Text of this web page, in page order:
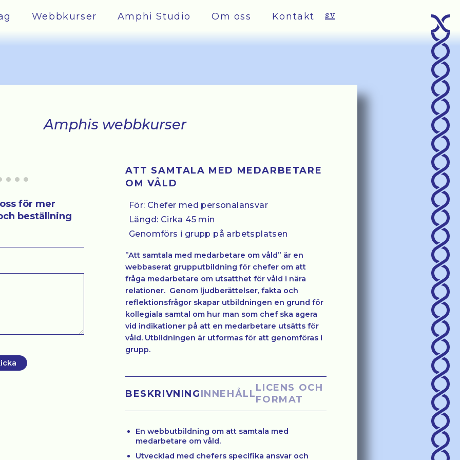
Webbkurser Amphi Studio Om oss Kontakt sv
Amphis webbkurser
för mer
beställning
ATT SAMTALA MED MEDARBETARE
OM VÅLD
För: Chefer med personalansvar
Längd: Cirka 45 min
Genomförs i grupp på arbetsplatsen
”Att samtala med medarbetare om våld” är en
webbaserat grupputbildning för chefer om att
fråga medarbetare om utsatthet för våld i nära
relationer. Genom ljudberättelser, fakta och
reflektionsfrågor skapar utbildningen en grund för
kollegiala samtal om hur man som chef ska agera
vid indikationer på att en medarbetare utsätts för
våld. Utbildningen är utformas för att genomföras i
grupp.
BESKRIVNINGINNEHÅLL
LICENS OCH
FORMAT
En webbutbildning om att samtala med
medarbetare om våld.
Utvecklad med chefers specifika ansvar och